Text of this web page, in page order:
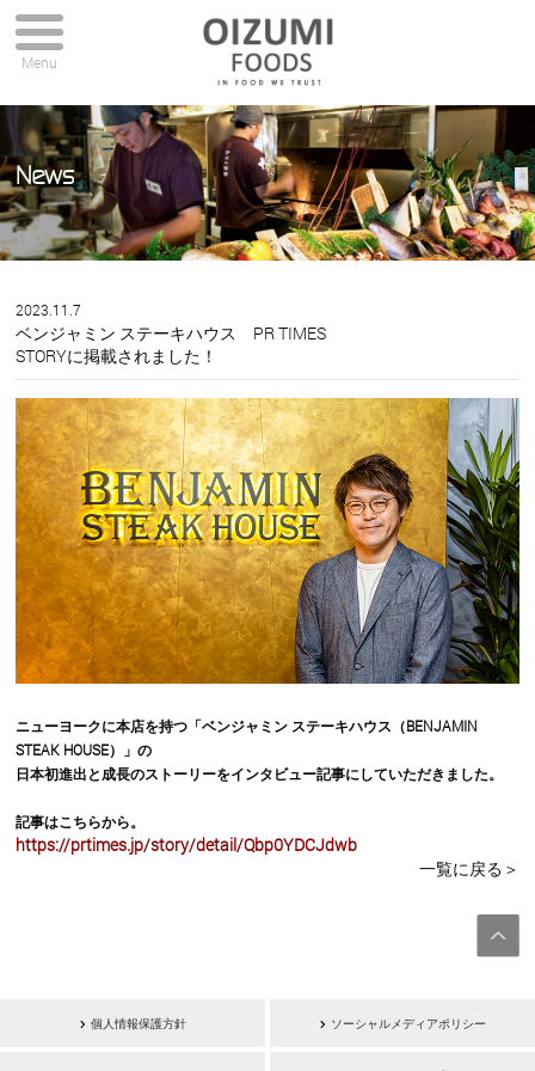
Menu
News
2023.11.7
ベンジャミン ステーキハウス PR TIMES
STORYに掲載されました！
ニューヨークに本店を持つ「ベンジャミン ステーキハウス（BENJAMIN
STEAK HOUSE）」の
日本初進出と成長のストーリーをインタビュー記事にしていただきました。
記事はこちらから。
https://prtimes.jp/story/detail/Qbp0YDCJdwb
一覧に戻る＞
個人情報保護方針 ソーシャルメディアポリシー